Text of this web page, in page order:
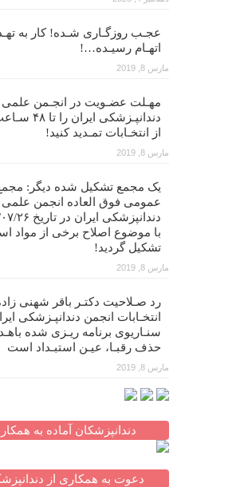
عجـب روزگـاری شـده! کار به
اتهـام رسیـده…!
مارس 8, 2019
مهـلت عضـویت در انجـمن علمی
دندانپـزشکی
از انتخـابات تمـدید کنید!
مارس 8, 2019
یک مجمع تشکیل شده دیگر:
عمومی فوق العاده انجمن علمی
با موضوع اصلاح برخی از مواد
تشکیل گردید!
مارس 8, 2019
رد صـلاحیت دکتـر باقر شهنی
انتخـابات انجمن دندانپـزشکی
سنـاریوی برنامه ریـزی شده
حذف رقبـا، عیـن استبـداد است
مارس 8, 2019
دندانپزشکان آماده به
دعوت به همکاری از